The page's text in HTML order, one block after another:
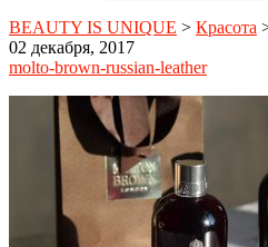
BEAUTY IS UNIQUE > Красота
02 декабря, 2017
molto-brown-russian-leather